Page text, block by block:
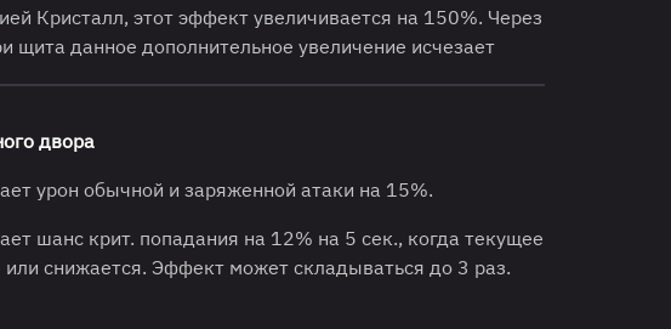
Кристалл, этот эффект увеличивается на 150%. Через
щита данное дополнительное увеличение исчезает
двора
урон обычной и заряженной атаки на 15%.
шанс крит. попадания на 12% на 5 сек., когда текущее
или снижается. Эффект может складываться до 3 раз.